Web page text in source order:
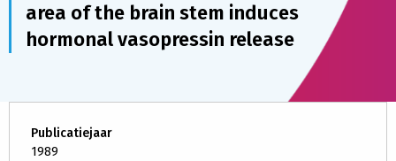
area of the brain stem induces
hormonal vasopressin release
Publicatiejaar
1989